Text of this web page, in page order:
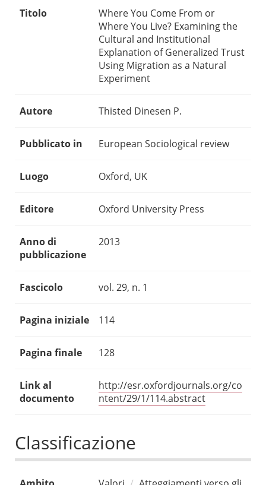
Titolo
Where You Come From or
Where You Live? Examining the
Cultural and Institutional
Explanation of Generalized Trust
Using Migration as a Natural
Experiment
Autore Thisted Dinesen P.
Pubblicato in European Sociological review
Luogo Oxford, UK
Editore Oxford University Press
Anno di
pubblicazione
2013
Fascicolo vol. 29, n. 1
Pagina iniziale 114
Pagina finale 128
Link al
documento
http://esr.oxfordjournals.org/co
ntent/29/1/114.abstract
Classificazione